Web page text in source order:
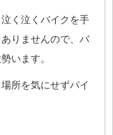
く泣くバイクを手
りませんので、バ
います。
所を気にせずバイ